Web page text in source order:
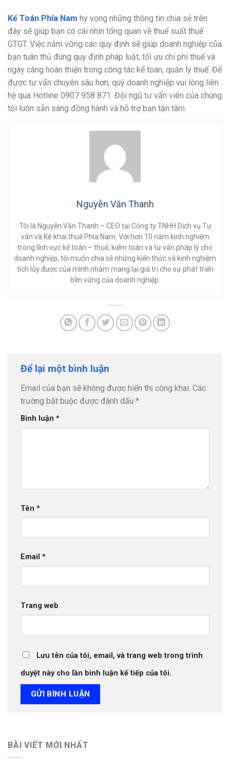
Kế Toán Phía Nam hy vọng những thông tin chia sẻ trên
đây sẽ giúp bạn có cái nhìn tổng quan về thuế suất thuế
GTGT. Việc nắm vững các quy định sẽ giúp doanh nghiệp của
bạn tuân thủ đúng quy định pháp luật, tối ưu chi phí thuế và
ngày càng hoàn thiện trong công tác kế toán, quản lý thuế. Để
được tư vấn chuyên sâu hơn, quý doanh nghiệp vui lòng liên
hệ qua Hotline 0907 958 871. Đội ngũ tư vấn viên của chúng
tôi luôn sẵn sàng đồng hành và hỗ trợ bạn tận tâm.
Nguyễn Văn Thanh
Tôi là Nguyễn Văn Thanh – CEO tại Công ty TNHH Dịch vụ Tư
vấn và Kê khai thuế Phía Nam. Với hơn 10 năm kinh nghiệm
trong lĩnh vực kế toán – thuế, kiểm toán và tư vấn pháp lý cho
doanh nghiệp, tôi muốn chia sẻ những kiến thức và kinh nghiệm
tích lũy được của mình nhằm mang lại giá trị cho sự phát triển
bền vững của doanh nghiệp.
Để lại một bình luận
Email của bạn sẽ không được hiển thị công khai. Các
trường bắt buộc được đánh dấu *
Bình luận *
Tên *
Email *
Trang web
Lưu tên của tôi, email, và trang web trong trình
duyệt này cho lần bình luận kế tiếp của tôi.
BÀI VIẾT MỚI NHẤT